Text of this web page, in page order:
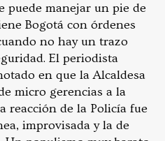
puede manejar un pie de
Bogotá con órdenes
no hay un trazo
El periodista
en que la Alcaldesa
micro gerencias a la
reacción de la Policía fue
improvisada y la de